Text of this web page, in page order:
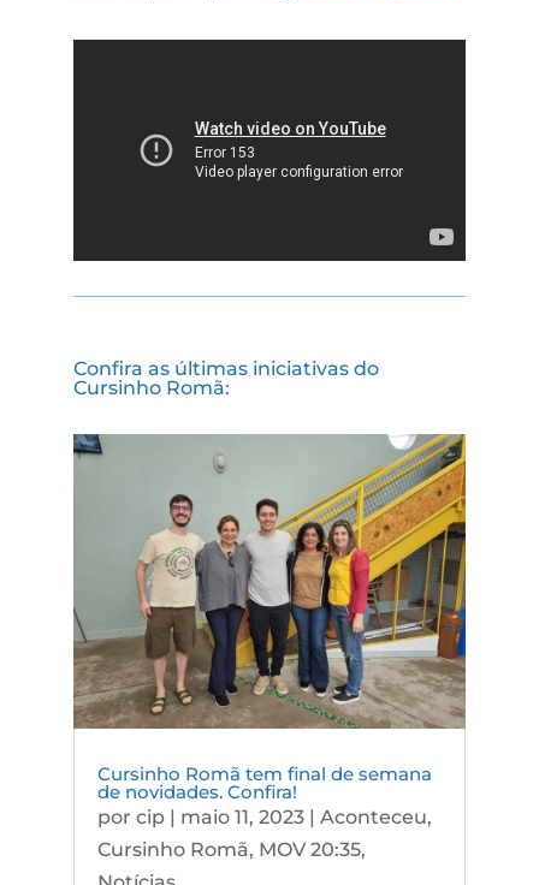
Confira as últimas iniciativas do
Cursinho Romã:
Cursinho Romã tem final de semana
de novidades. Confira!
por cip| maio 11, 2023| Aconteceu,
Cursinho Romã, MOV 20:35,